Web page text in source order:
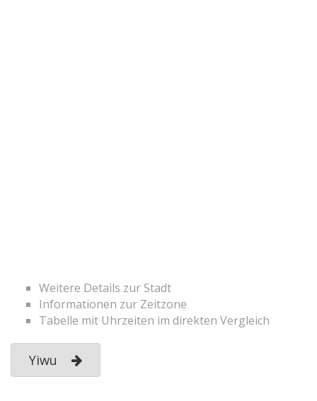
Weitere Details zur Stadt
Informationen zur Zeitzone
Tabelle mit Uhrzeiten im direkten Vergleich
Yiwu